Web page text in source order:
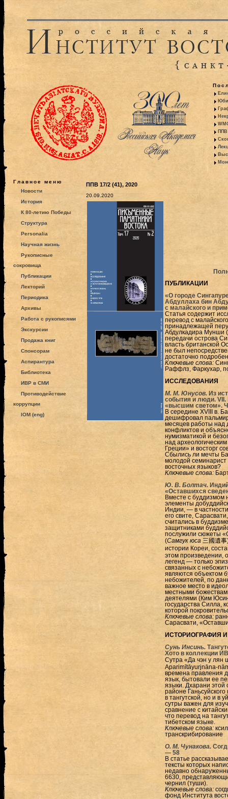
ППВ
Главное меню
Новости
История
К 80-летию Победы
Структура
Personalia
Научная жизнь
Рукописные
сокровища
Публикации
Лекторий
Периодика
Архивы
Работа с рукописями
Экскурсии
Продажа книг
Спонсорам
Аспирантура
Библиотека
ИВР в СМИ
Противодействие
коррупции
IOM (eng)
ППВ 17/2 (41), 2020
20.09.2020
ПУБЛИКАЦИИ
«О городе
Абдуллаха бин
с малайского и
Статья содержит
перевод с
принадлежащей перу
Абдулкадира Мунши
передачи острова
власть британской
не был
достаточно
Ключевые слова:
Раффлз, Фаркухар,
ИССЛЕДОВАНИЯ
М. М. Юнусов.Из
события и люди. VII.
«высшим светом».
В середине XVIII в.
дешифровал
месяцев работы над
конфликтов и
нумизматикой и
над
Греции» и восторг
Сбылись ли мечты
молодой
восточных языков?
Ключевые слова:
Ю. В. Болтач.
«Оставшихся
Вместе с буддизмом
элементы
Индии, — в
его свите,
считались в
защитниками
послужили сюжеты
(Самгук юса 三國遺
истории Кореи,
этом произведении,
легенд — только
связанных с
являются объектом
небожителей, по
важное место в
местными
деятелями (Ким
государства Силла,
которой
Ключевые слова:
Сарасвати,
ИСТОРИОГРАФИЯ
Сунь Инсинь.
Хото в коллекции
Сутра «Да чэн у лян
Aparimītāyurjnāna-
времена правления
язык, бытовали ее
языки. Дхарани этой
районе
в тангутской, но и в
сутры важен для
сравнение с
что перевод на
тибетском языке.
Ключевые слова:
транскрибирование
О. М. Чунакова.
— 58
В статье
тексты которых
недавно
6630,
чернил (туши).
Ключевые слова:
фонд Института